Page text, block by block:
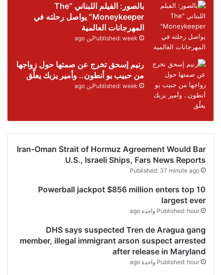
بالصور: الفيلم اللبناني “The
Moneykeeper” يواصل رحلته في
المهرجانات العالمية
Published: weekين ago
رنيم إسحق تخرج عن صمتها حول زواجها
من حبيب بو أنطون.. وأمير يزبك يعلّق
Published: weekين ago
Iran-Oman Strait of Hormuz Agreement Would Bar
U.S., Israeli Ships, Fars News Reports
Published: 37 minute ago
Powerball jackpot $856 million enters top 10
largest ever
Published: hour واحدة ago
DHS says suspected Tren de Aragua gang
member, illegal immigrant arson suspect arrested
after release in Maryland
Published: hour واحدة ago